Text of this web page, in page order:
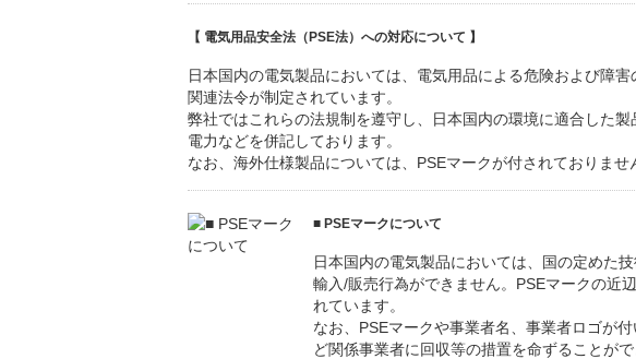
【 電気用品安全法（PSE法）への対応について 】
日本国内の電気製品においては、電気用品による危険および障
関連法令が制定されています。
弊社ではこれらの法規制を遵守し、日本国内の環境に適合した
電力などを併記しております。
なお、海外仕様製品については、PSEマークが付されておりませ
■ PSEマークについて
日本国内の電気製品においては、国の定めた
輸入/販売行為ができません。PSEマークの近
れています。
なお、PSEマークや事業者名、事業者ロゴが
ど関係事業者に回収等の措置を命ずることがで